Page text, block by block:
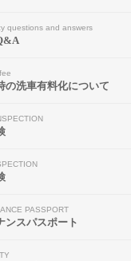
questions and answers
の洗車有料化について
PASSPORT
ンスパスポート